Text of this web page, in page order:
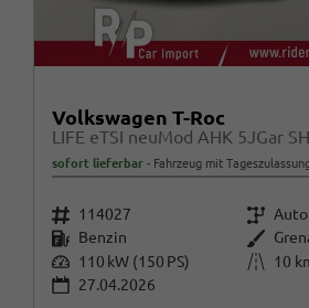
Volkswagen T-Roc
sofort lieferbar Fahrzeug mit
Fahrzeugnr. 114027 Getriebe
Kraftstoff Benzin Außenfarbe
Leistung 110 kW (150 PS) Kilometerstand
10
27.04.2026